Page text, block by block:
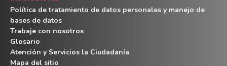
Política de tratamiento de datos personales y manejo de
bases de datos
Trabaje con nosotros
Glosario
Atención y Servicios la Ciudadanía
Mapa del sitio